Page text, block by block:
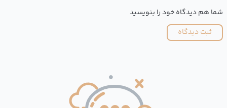
شما هم دیدگاه خود را بنویسید
ثبت دیدگاه